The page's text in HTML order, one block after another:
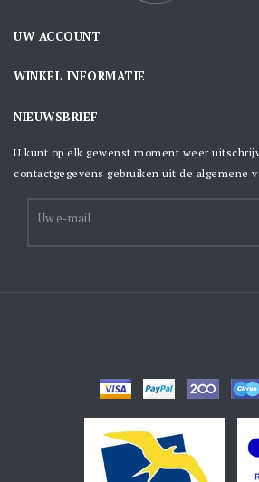
UW ACCOUNT
WINKEL INFORMATIE
NIEUWSBRIEF
U kunt op elk gewenst moment weer
contactgegevens gebruiken uit de algemene